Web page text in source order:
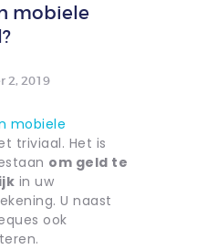
mobiele
2, 2019
mobiele
triviaal. Het is
om geld te
in uw
U naast
ook